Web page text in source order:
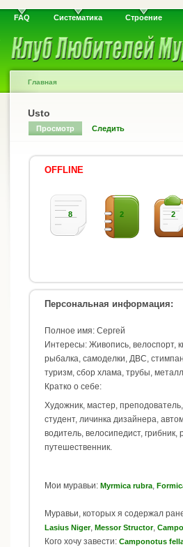
FAQ Систематика Строение
Главная
Usto
Просмотр Следить
OFFLINE
8 2 2
Персональная информация:
Полное имя: Сергей
Интересы: Живопись, велоспорт,
рыбалка, самоделки, ДВС,
туризм, сбор хлама, трубы,
Кратко о себе:
Художник, мастер,
студент, личинка дизайнера,
водитель, велосипедист, грибник,
путешественник.
Мои муравьи: Myrmica rubra
Муравьи, которых я содержал
Lasius Niger, Messor Structor,
Кого хочу завести: Camponotus